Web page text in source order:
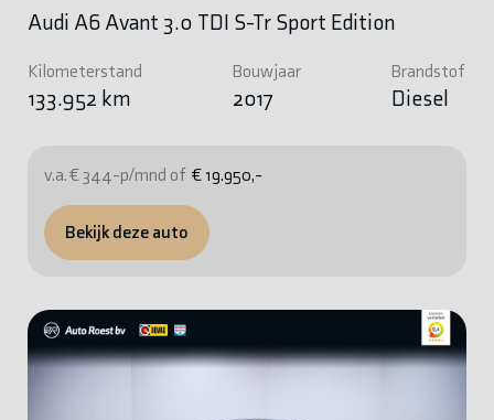
Audi A6 Avant 3.0 TDI S-Tr Sport Edition
Kilometerstand
133.952 km
Bouwjaar
2017
Brandstof
Diesel
v.a. € 344-p/mnd of € 19.950,-
Bekijk deze auto